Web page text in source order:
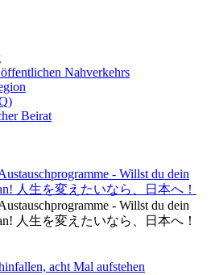
Nahverkehrs
Beirat
- Willst du dein
人生を変えたいなら、日本へ！
- Willst du dein
人生を変えたいなら、日本へ！
acht Mal aufstehen